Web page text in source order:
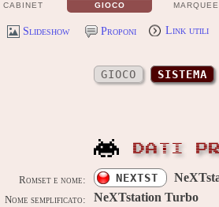
CABINET GIOCO MARQUEE
Slideshow Proponi Link utili
GIOCO SISTEMA
DATI
Romset e nome: NEXTST
Nome semplificato: NeXTstation Turbo